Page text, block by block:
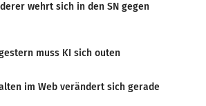
wehrt sich in den SN gegen
muss KI sich outen
im Web verändert sich gerade